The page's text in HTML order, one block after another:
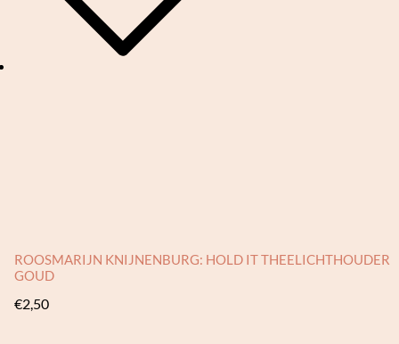
ROOSMARIJN KNIJNENBURG: HOLD IT THEELICHTHOUDER
GOUD
€2,50